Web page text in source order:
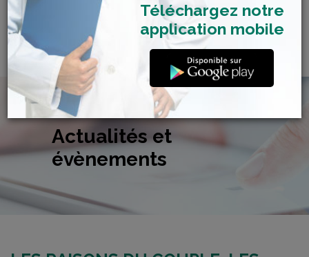
Actualités et
évènements
Téléchargez notre
application mobile